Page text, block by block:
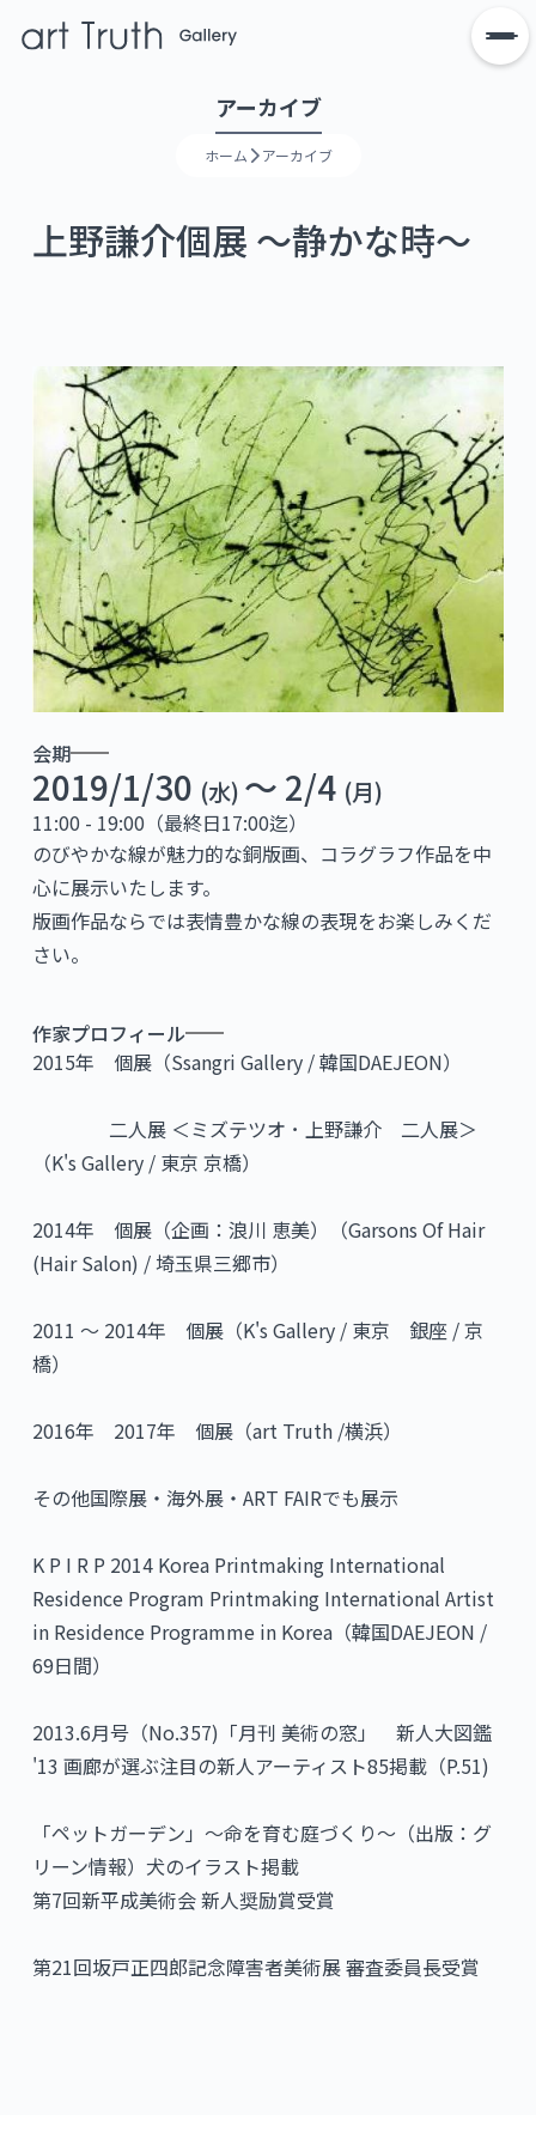
アーカイブ
ホーム アーカイブ
上野謙介個展 ～静かな時～
会期
2019/1/30 (水) 〜 2/4 (月)
11:00 - 19:00（最終日17:00迄）
のびやかな線が魅力的な銅版画、コラグラフ作品を中
心に展示いたします。
版画作品ならでは表情豊かな線の表現をお楽しみくだ
さい。
作家プロフィール
2015年 個展（Ssangri Gallery / 韓国DAEJEON）
二人展 ＜ミズテツオ ･ 上野謙介 二人展＞
（K's Gallery / 東京 京橋）
2014年 個展（企画：浪川 恵美）（Garsons Of Hair
(Hair Salon) / 埼玉県三郷市）
2011 ～ 2014年 個展（K's Gallery / 東京 銀座 / 京
橋）
2016年 2017年 個展（art Truth /横浜）
その他国際展・海外展・ART FAIRでも展示
K P I R P 2014 Korea Printmaking International
Residence Program Printmaking International Artist
in Residence Programme in Korea（韓国DAEJEON /
69日間）
2013.6月号（No.357)「月刊 美術の窓」 新人大図鑑
'13 画廊が選ぶ注目の新人アーティスト85掲載（P.51)
「ペットガーデン」～命を育む庭づくり～（出版：グ
リーン情報）犬のイラスト掲載
第7回新平成美術会 新人奨励賞受賞
第21回坂戸正四郎記念障害者美術展 審査委員長受賞